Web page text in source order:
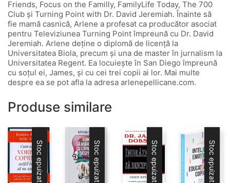
Friends, Focus on the Familly, FamilyLife Today, The 700
Club și Turning Point with Dr. David Jeremiah. Înainte să
fie mamă casnică, Arlene a profesat ca producător asociat
pentru Televiziunea Turning Point împreună cu Dr. David
Jeremiah. Arlene deține o diplomă de licență la
Universitatea Biola, precum și una de master în jurnalism la
Universitatea Regent. Ea locuiește în San Diego împreună
cu soțul ei, James, și cu cei trei copii ai lor. Mai multe
despre ea se pot afla la adresa arlenepellicane.com.
Produse similare
Stoc epuizat Stoc epuizat Stoc epuizat Stoc epuizat